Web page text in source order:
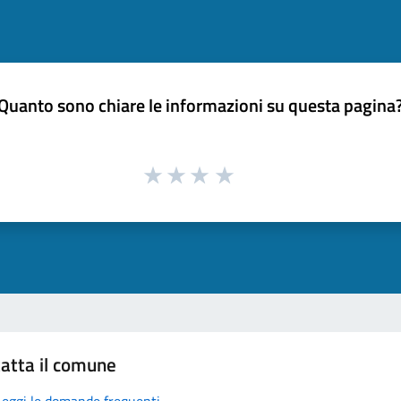
sono chiare le informazioni su questa
il comune